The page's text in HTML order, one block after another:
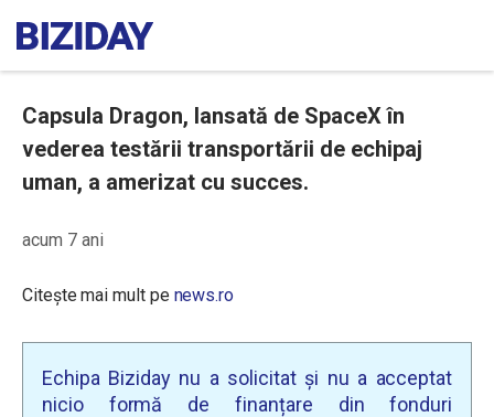
Capsula Dragon, lansată de SpaceX în
vederea testării transportării de echipaj
uman, a amerizat cu succes.
acum 7 ani
Citește mai mult pe news.ro
Echipa Biziday nu a solicitat și nu a acceptat
nicio formă de finanțare din fonduri